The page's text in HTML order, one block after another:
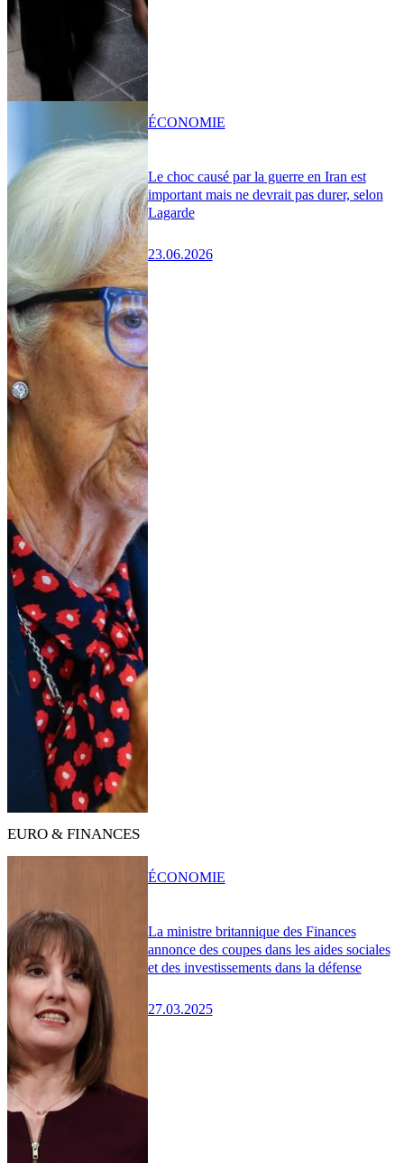
Le choc causé par la guerre en Iran est
important mais ne devrait pas durer, selon
Lagarde
23.06.2026
ÉCONOMIE
EURO & FINANCES
La ministre britannique des Finances
annonce des coupes dans les aides sociales
et des investissements dans la défense
27.03.2025
ÉCONOMIE